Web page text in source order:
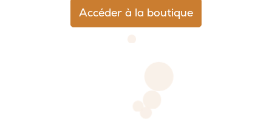
Accéder à la boutique